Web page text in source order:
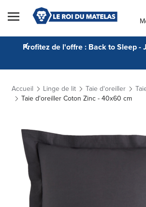
Skip to Content
Profitez de l'offre : Back to Sleep -
Accueil Linge de lit Taie d'oreiller
Taie d'oreiller Coton Zinc - 40x60 cm